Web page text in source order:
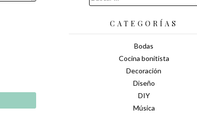
CATEGORÍAS
Bodas
Cocina bonitista
Decoración
Diseño
DIY
Música